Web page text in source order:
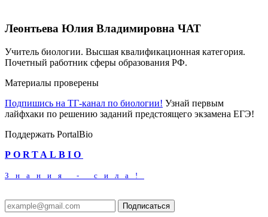
Леонтьева Юлия Владимировна ЧАТ
Учитель биологии. Высшая квалификационная категория.
Почетный работник сферы образования РФ.
Материалы проверены
Подпишись на ТГ-канал по биологии! Узнай первым
лайфхаки по решению заданий предстоящего экзамена ЕГЭ!
Поддержать PortalBio
PORTALBIO
Знания - сила!
Подписаться